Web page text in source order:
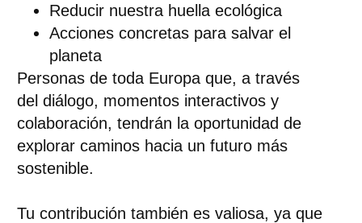
Reducir nuestra huella ecológica
Acciones concretas para salvar el
planeta
Personas de toda Europa que, a través
del diálogo, momentos interactivos y
colaboración, tendrán la oportunidad de
explorar caminos hacia un futuro más
sostenible.
Tu contribución también es valiosa, ya que